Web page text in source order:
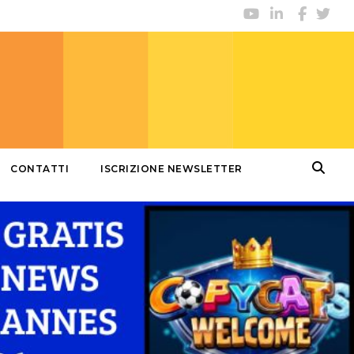
CONTATTI ISCRIZIONE NEWSLETTER